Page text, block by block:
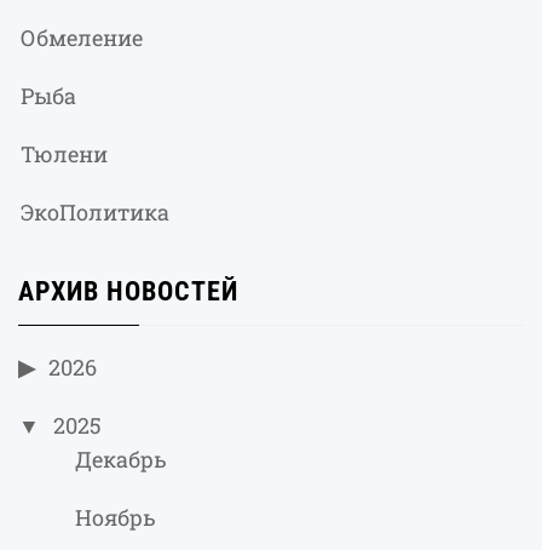
Обмеление
Рыба
Тюлени
ЭкоПолитика
АРХИВ НОВОСТЕЙ
2026
2025
Декабрь
Ноябрь